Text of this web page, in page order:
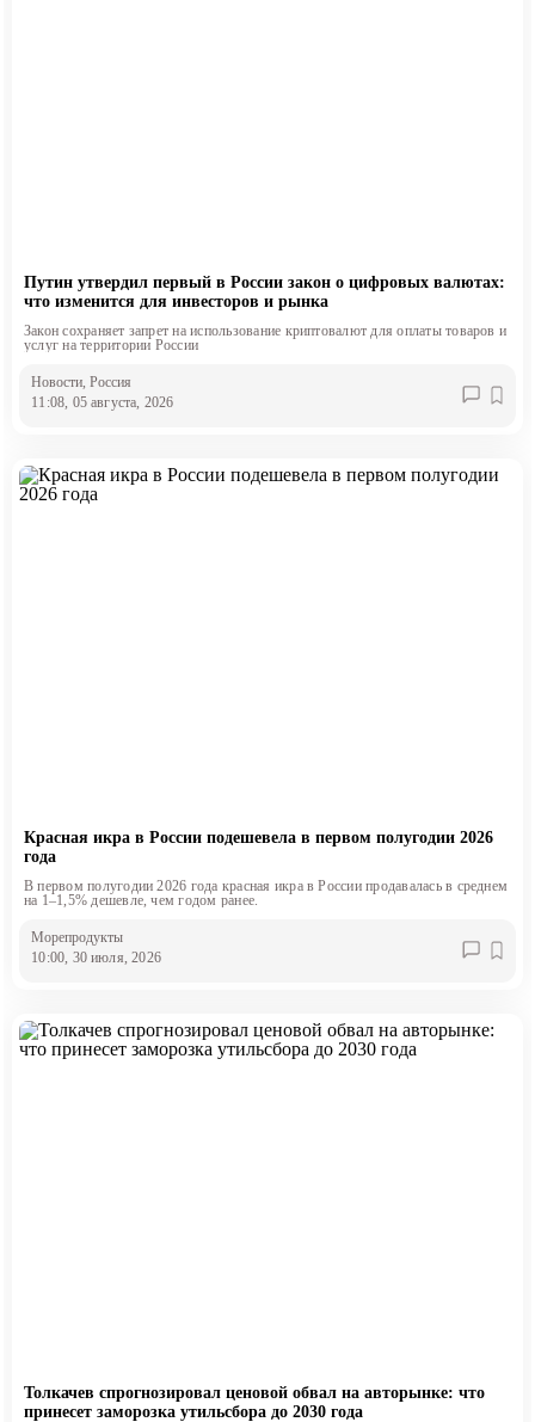
Путин утвердил первый в России закон о цифровых валютах:
что изменится для инвесторов и рынка
Закон сохраняет запрет на использование криптовалют для оплаты товаров и
услуг на территории России
Новости, Россия
11:08, 05 августа, 2026
Красная икра в России подешевела в первом полугодии 2026
года
В первом полугодии 2026 года красная икра в России продавалась в среднем
на 1–1,5% дешевле, чем годом ранее.
Морепродукты
10:00, 30 июля, 2026
Толкачев спрогнозировал ценовой обвал на авторынке: что
принесет заморозка утильсбора до 2030 года